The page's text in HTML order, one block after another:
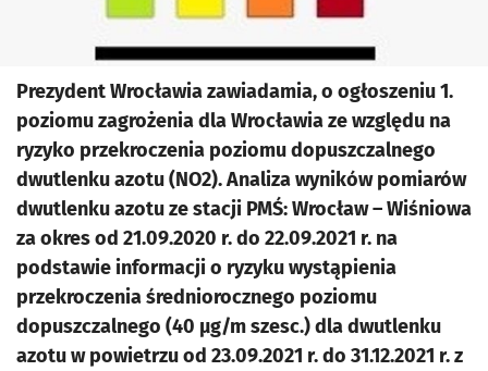
Prezydent Wrocławia zawiadamia, o ogłoszeniu 1.
poziomu zagrożenia dla Wrocławia ze względu na
ryzyko przekroczenia poziomu dopuszczalnego
dwutlenku azotu (NO2). Analiza wyników pomiarów
dwutlenku azotu ze stacji PMŚ: Wrocław – Wiśniowa
za okres od 21.09.2020 r. do 22.09.2021 r. na
podstawie informacji o ryzyku wystąpienia
przekroczenia średniorocznego poziomu
dopuszczalnego (40 μg/m szesc.) dla dwutlenku
azotu w powietrzu od 23.09.2021 r. do 31.12.2021 r. z